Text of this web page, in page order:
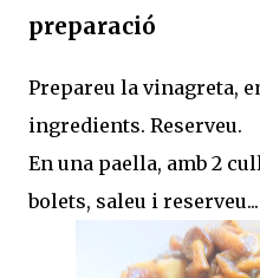
preparació
Prepareu la vinagreta,
ingredients. Reserveu.
En una paella, amb 2
bolets, saleu i reserveu...